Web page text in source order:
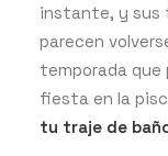
instante, y sus
parecen
temporada
fiesta en la
tu traje de